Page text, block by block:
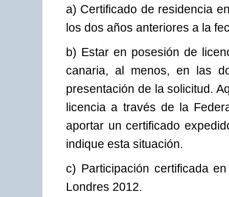
a) Certificado de residencia
los dos años anteriores a la
b) Estar en posesión de
canaria, al menos, en las
presentación de la solicitud.
licencia a través de la
aportar un certificado
indique esta situación.
c) Participación certificada
Londres 2012.